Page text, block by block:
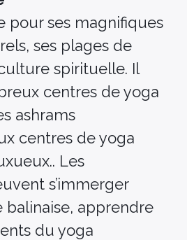
pour ses magnifiques
ses plages de
spirituelle. Il
centres de yoga
ashrams
centres de yoga
Les
s’immerger
balinaise, apprendre
du yoga